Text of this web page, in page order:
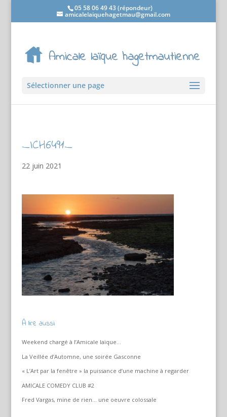
05 58 06 49 43 (répondeur)
amicalelaiquehagetmau@gmail.com
Sélectionner une page
_ICH6491_
22 juin 2021
À lire aussi
Weekend chargé à l’Amicale laïque…
La Veillée d’Automne, une soirée Gasconne
« L’Art par la fenêtre » la puissance d’une machine à regarder
AMICALE COMEDY CLUB #2
Fred Vargas, mine de rien… une oeuvre colossale